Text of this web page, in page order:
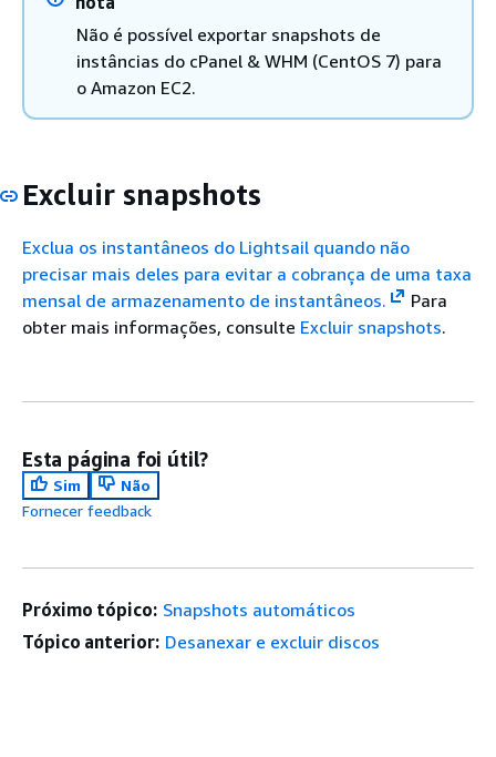
Não é possível exportar snapshots de
instâncias do cPanel & WHM (CentOS 7) para
o Amazon EC2.
Excluir snapshots
Exclua os instantâneos do Lightsail quando não
precisar mais deles para evitar a cobrança de uma taxa
mensal de armazenamento de instantâneos.
Para
obter mais informações, consulte Excluir snapshots.
Esta página foi útil?
Sim
Não
Fornecer feedback
Próximo tópico: Snapshots automáticos
Tópico anterior: Desanexar e excluir discos